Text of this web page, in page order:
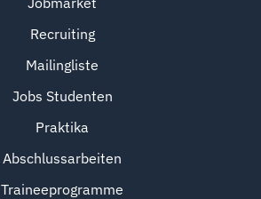
Recruiting
Mailingliste
Jobs Studenten
Praktika
Abschlussarbeiten
Traineeprogramme